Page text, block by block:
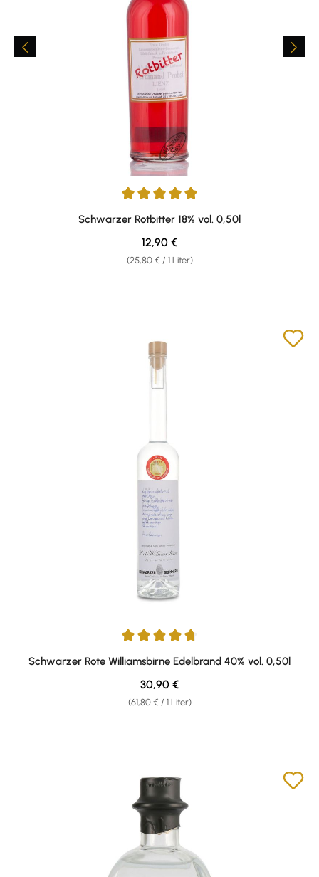
Durchschnittliche Bewertung von 5 von 5 Sternen
Schwarzer Rotbitter 18% vol. 0,50l
(25,80 € / 1 Liter)
Regulärer Preis:
12,90 €
Durchschnittliche Bewertung von 4.85 von 5 Sternen
Schwarzer Rote Williamsbirne Edelbrand 40% vol. 0,50l
(61,80 € / 1 Liter)
Regulärer Preis:
30,90 €